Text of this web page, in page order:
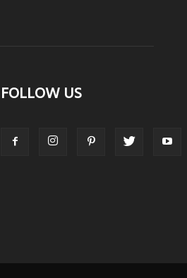
FOLLOW US